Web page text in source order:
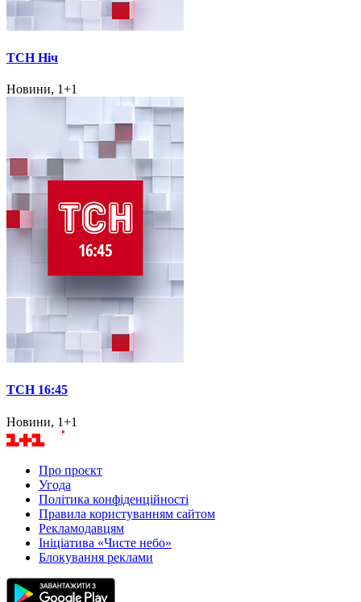
ТСН Ніч
Новини, 1+1
ТСН 16:45
Новини, 1+1
Про проєкт
Угода
Політика конфіденційності
Правила користуванням сайтом
Рекламодавцям
Ініціатива «Чисте небо»
Блокування реклами